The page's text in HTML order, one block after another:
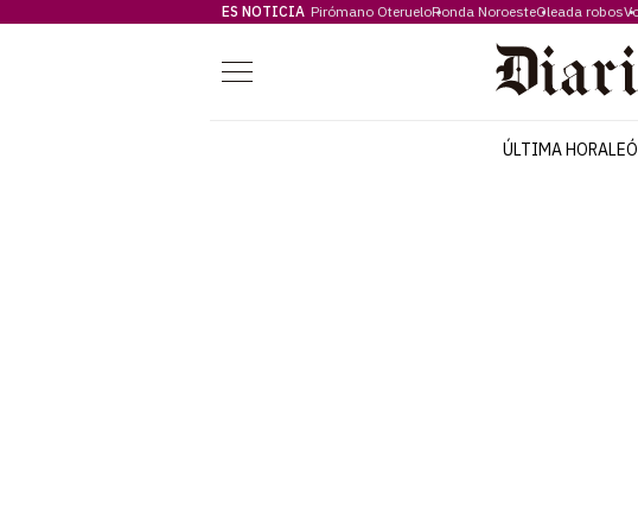
ES NOTICIA Pirómano OterueloRonda NoroesteOleada robos
Menú
ÚLTIMA HORA